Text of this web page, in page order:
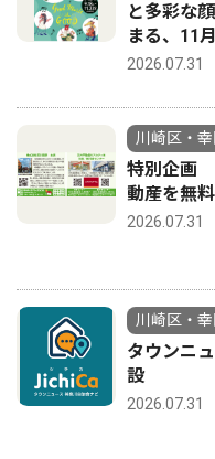
と多彩な
まる、11
2026.07.31
川崎区・
特別企画
動産を無
2026.07.31
川崎区・
タウンニ
設
2026.07.31